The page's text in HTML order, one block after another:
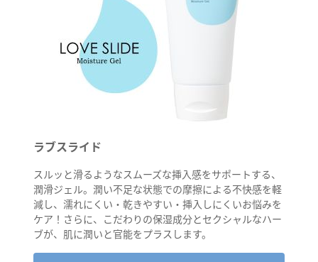
ラブスライド
スルッと滑るようなスムーズな挿入感をサポートする、
潤滑ジェル。潤い不足な状態での摩擦による不快感を軽
減し、濡れにくい・乾きやすい・挿入しにくいお悩みを
ケア！さらに、こだわりの保湿成分とセクシャルなハー
ブが、肌に潤いと官能をプラスします。